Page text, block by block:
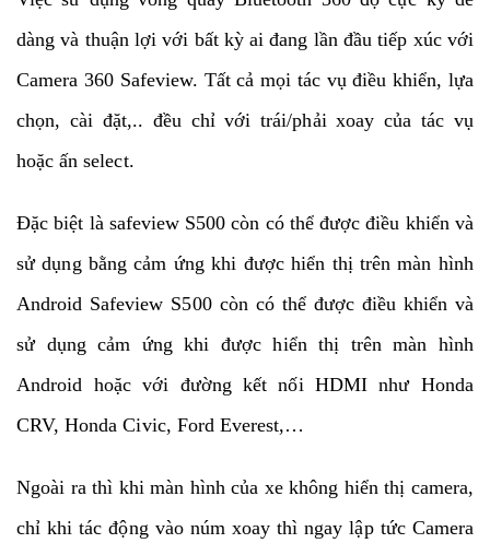
dàng và thuận lợi với bất kỳ ai đang lần đầu tiếp xúc với
Camera 360 Safeview. Tất cả mọi tác vụ điều khiển, lựa
chọn, cài đặt,.. đều chỉ với trái/phải xoay của tác vụ
hoặc ấn select.
Đặc biệt là safeview S500 còn có thể được điều khiển và
sử dụng bằng cảm ứng khi được hiển thị trên màn hình
Android Safeview S500 còn có thể được điều khiển và
sử dụng cảm ứng khi được hiển thị trên màn hình
Android hoặc với đường kết nối HDMI như Honda
CRV, Honda Civic, Ford Everest,…
Ngoài ra thì khi màn hình của xe không hiển thị camera,
chỉ khi tác động vào núm xoay thì ngay lập tức Camera